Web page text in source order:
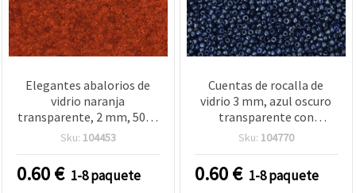
Elegantes abalorios de
vidrio naranja
transparente, 2 mm, 50 g,
ideales para detalles de
Sku: 104453
0.60€ 1-8 paquete
Cuentas de rocalla de
vidrio 3 mm, azul oscuro
transparente con
acabado perlado, 50 g
Sku: 104770
0.60€ 1-8 paquete